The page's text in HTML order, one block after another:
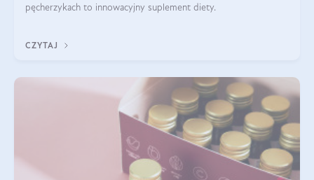
pęcherzykach to innowacyjny suplement diety.
CZYTAJ